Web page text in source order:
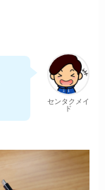
センタクメイ
ド